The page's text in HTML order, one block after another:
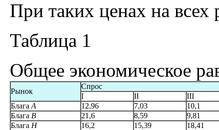
При таких ценах на всех
Таблица 1
Общее экономическое
Рынок
Спрос
I
II
III
Блага А 12,96 7,03
10,1
Блага B 21,6 8,59
9,81
Блага H 16,2 15,39
18,41